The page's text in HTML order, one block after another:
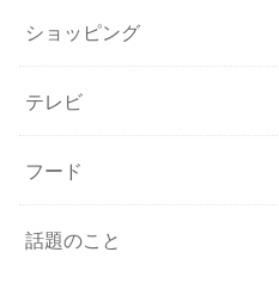
ショッピング
テレビ
フード
話題のこと